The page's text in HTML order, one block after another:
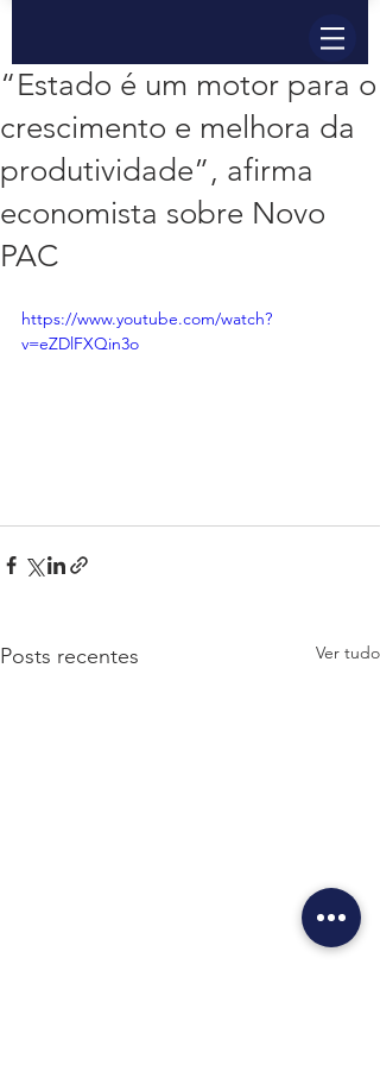
“Estado é um motor para o
crescimento e melhora da
produtividade”, afirma
economista sobre Novo
PAC
https://www.youtube.com/watch?
v=eZDlFXQin3o
Posts recentes Ver tudo